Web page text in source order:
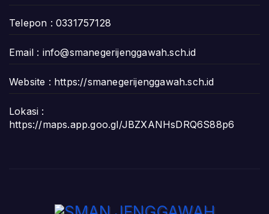
Telepon : 0331757128
Email : info@smanegerijenggawah.sch.id
Website : https://smanegerijenggawah.sch.id
Lokasi :
https://maps.app.goo.gl/JBZXANHsDRQ6S88p6